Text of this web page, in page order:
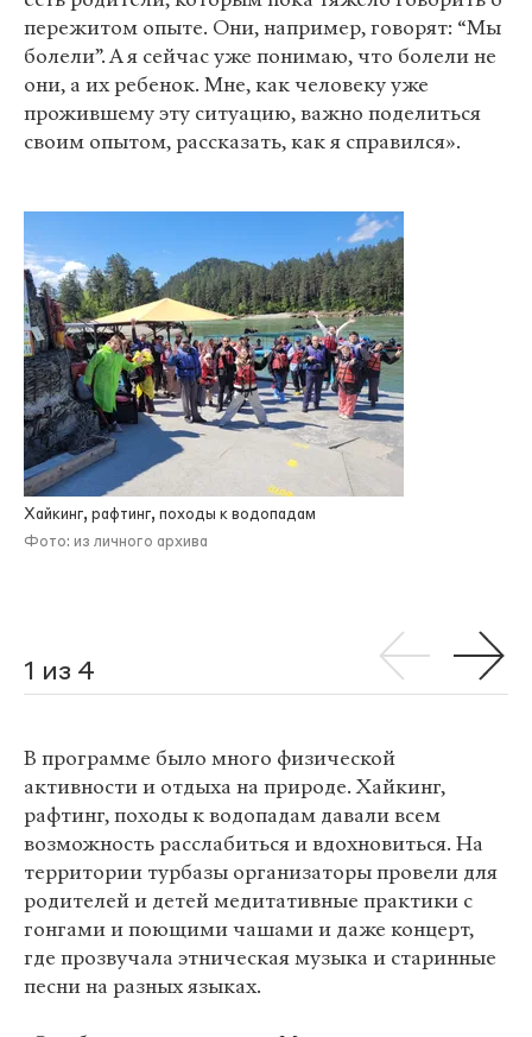
пережитом опыте. Они, например, говорят: “Мы
болели”. А я сейчас уже понимаю, что болели не
они, а их ребенок. Мне, как человеку уже
прожившему эту ситуацию, важно поделиться
своим опытом, рассказать, как я справился».
Хайкинг, рафтинг, походы к водопадам
Фото: из личного архива
1 из 4
В программе было много физической
активности и отдыха на природе. Хайкинг,
рафтинг, походы к водопадам давали всем
возможность расслабиться и вдохновиться. На
территории турбазы организаторы провели для
родителей и детей медитативные практики с
гонгами и поющими чашами и даже концерт,
где прозвучала этническая музыка и старинные
песни на разных языках.